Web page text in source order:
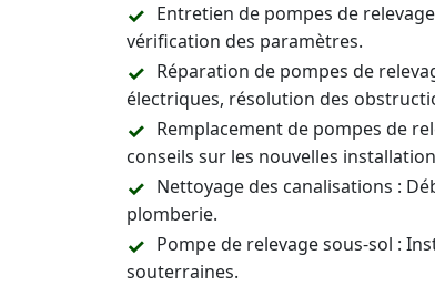
Entretien de pompes de
vérification des paramètres.
Réparation de pompes de
électriques, résolution des
Remplacement de pompes de
conseils sur les nouvelles
Nettoyage des canalisations :
plomberie.
Pompe de relevage sous-sol :
souterraines.